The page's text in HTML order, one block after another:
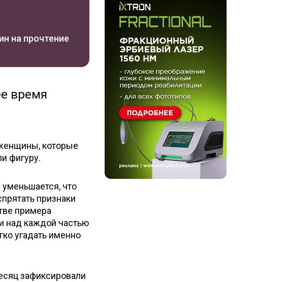
на прочтение
время
которые
фигуру.
что
признаки
примера
над каждой частью
угадать именно
зафиксировали